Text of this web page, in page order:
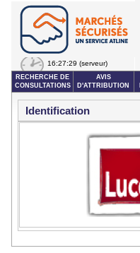
16:27:29 (serveur)
RECHERCHE DE
CONSULTATIONS
AVIS
D'ATTRIBUTION
Identification